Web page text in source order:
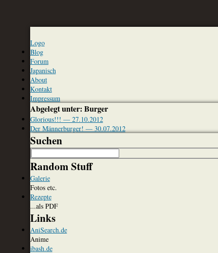
Logo
Blog
Forum
Japanisch
About
Kontakt
Impressum
Abgelegt unter: Burger
Glorious!!! — 27.10.2012
Der Männerburger! — 30.07.2012
Suchen
Random Stuff
Galerie
Fotos etc.
Rezepte
...als PDF
Links
AniSearch.de
Anime
ibash.de